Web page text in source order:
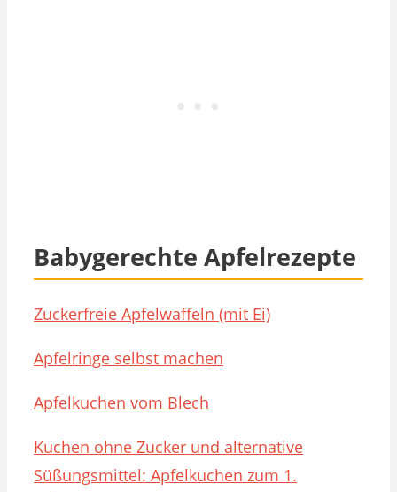
Babygerechte Apfelrezepte
Zuckerfreie Apfelwaffeln (mit Ei)
Apfelringe selbst machen
Apfelkuchen vom Blech
Kuchen ohne Zucker und alternative
Süßungsmittel: Apfelkuchen zum 1.